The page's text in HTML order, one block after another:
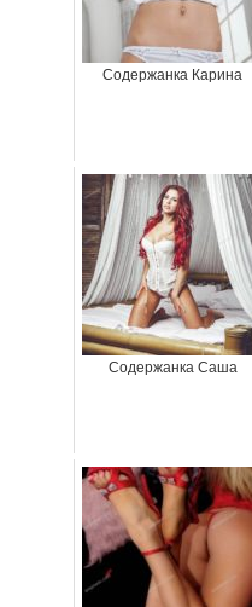
Содержанка Карина
Содержанка Саша